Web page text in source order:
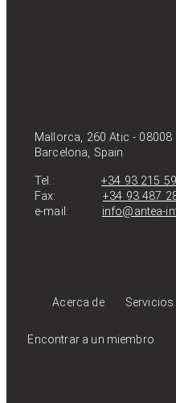
Mallorca, 260 Atic - 08008
Barcelona, Spain
Tel.:+34 93 215
Fax: +34 93 487
e-mail: info@antea-
Acerca de Servicios
Encontrar a un miembro